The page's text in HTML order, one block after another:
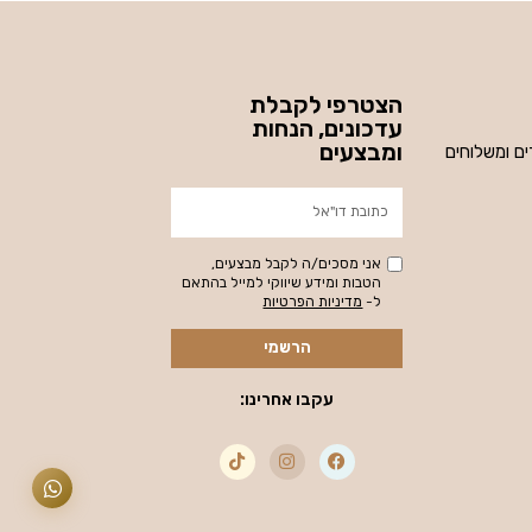
ומשלוחים
הצטרפי לקבלת
עדכונים, הנחות
ומבצעים
אני מסכים/ה לקבל מבצעים,
הטבות ומידע שיווקי למייל בהתאם
ל- מדיניות הפרטיות
הרשמי
עקבו אחרינו: